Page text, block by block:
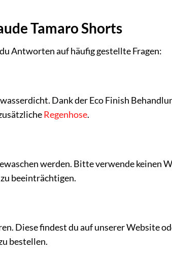
Tamaro Shorts
Antworten auf häufig gestellte Fragen:
Dank der Eco Finish
Regenhose.
werden. Bitte verwende keinen
beeinträchtigen.
Diese findest du auf unserer Website
bestellen.